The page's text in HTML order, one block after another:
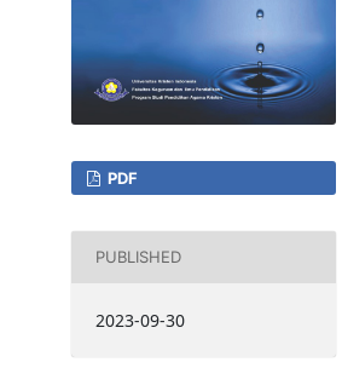
PDF
PUBLISHED
2023-09-30